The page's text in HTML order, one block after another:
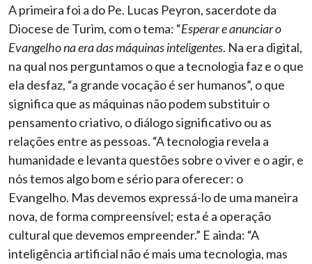
A primeira foi a do Pe. Lucas Peyron, sacerdote da
Diocese de Turim, com o tema: “Esperar e anunciar o
Evangelho na era das máquinas inteligentes. Na era digital,
na qual nos perguntamos o que a tecnologia faz e o que
ela desfaz, “a grande vocação é ser humanos”, o que
significa que as máquinas não podem substituir o
pensamento criativo, o diálogo significativo ou as
relações entre as pessoas. “A tecnologia revela a
humanidade e levanta questões sobre o viver e o agir, e
nós temos algo bom e sério para oferecer: o
Evangelho. Mas devemos expressá-lo de uma maneira
nova, de forma compreensível; esta é a operação
cultural que devemos empreender.” E ainda: “A
inteligência artificial não é mais uma tecnologia, mas